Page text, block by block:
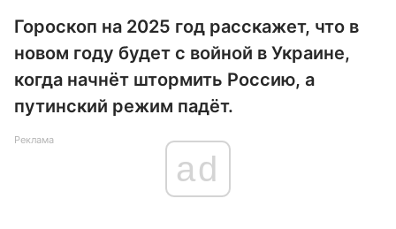
Гороскоп на 2025 год расскажет, что в
новом году будет с войной в Украине,
когда начнёт штормить Россию, а
путинский режим падёт.
Реклама
ad